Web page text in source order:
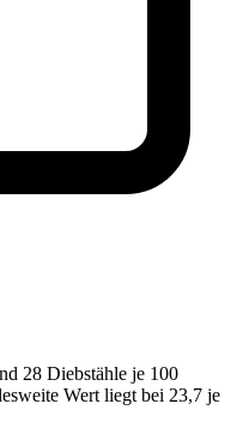
28 Diebstähle je 100
Wert liegt bei 23,7 je